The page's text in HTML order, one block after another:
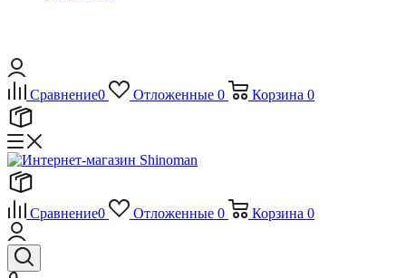
Сравнение0 Отложенные 0 Корзина 0
Сравнение0 Отложенные 0 Корзина 0